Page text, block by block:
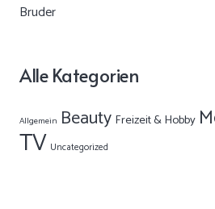
Alle Kategorien
Allgemein Beauty Freizeit & Hobby
TV Uncategorized